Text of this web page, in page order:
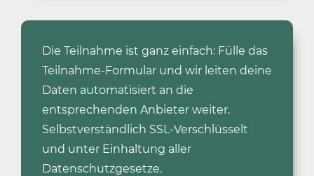
Die Teilnahme ist ganz einfach: Fülle das
Teilnahme-Formular und wir leiten deine
Daten automatisiert an die
entsprechenden Anbieter weiter.
Selbstverständlich SSL-Verschlüsselt
und unter Einhaltung aller
Datenschutzgesetze.